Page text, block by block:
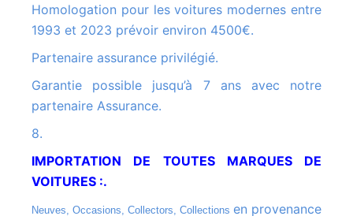
Homologation pour les voitures modernes entre
1993 et 2023 prévoir environ 4500€.
Partenaire assurance privilégié.
Garantie possible jusqu’à 7 ans avec notre
partenaire Assurance.
8.
IMPORTATION DE TOUTES MARQUES DE
VOITURES :.
Neuves, Occasions, Collectors, Collections en provenance